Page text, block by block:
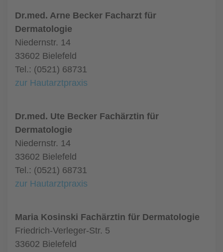
Dr.med. Arne Becker Facharzt für
Dermatologie
Niedernstr. 14
33602 Bielefeld
Tel.: (0521) 68731
zur Hautarztpraxis
Dr.med. Ute Becker Fachärztin für
Dermatologie
Niedernstr. 14
33602 Bielefeld
Tel.: (0521) 68731
zur Hautarztpraxis
Maria Kosinski Fachärztin für Dermatologie
Friedrich-Verleger-Str. 5
33602 Bielefeld